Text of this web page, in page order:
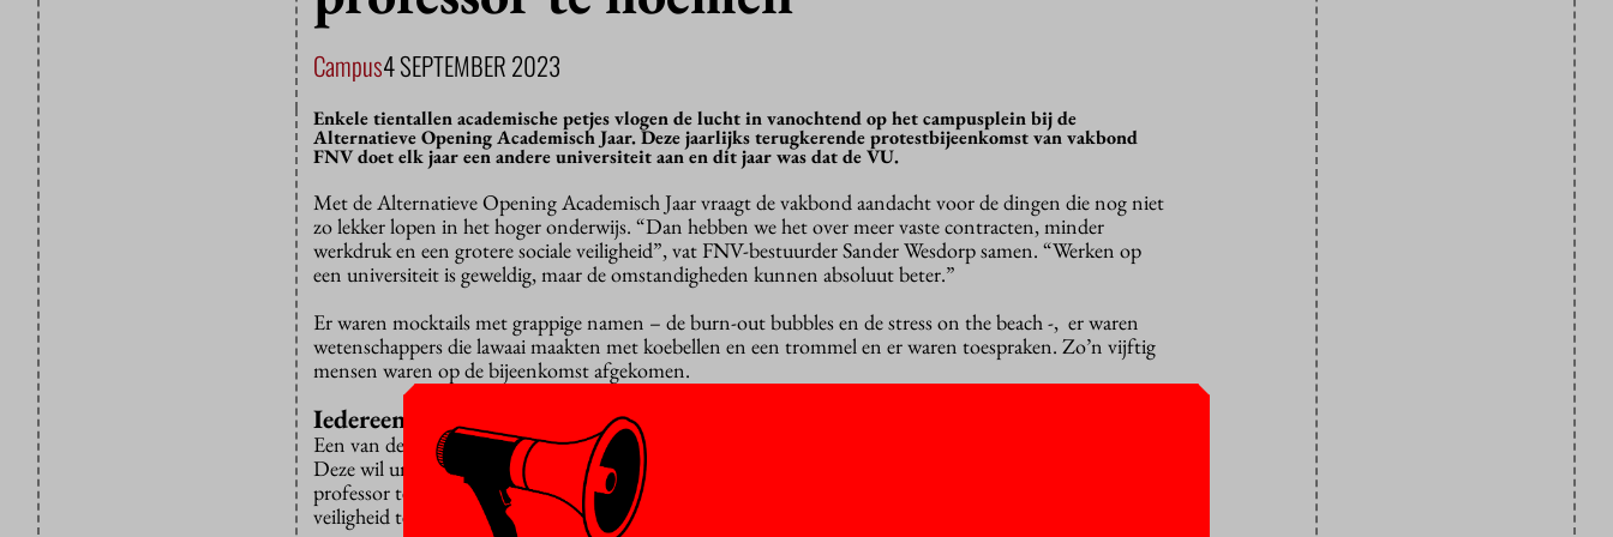
Campus4 SEPTEMBER 2023
Enkele tientallen academische petjes vlogen de lucht in vanochtend op het campusplein bij de
Alternatieve Opening Academisch Jaar. Deze jaarlijks terugkerende protestbijeenkomst van vakbond
FNV doet elk jaar een andere universiteit aan en dit jaar was dat de VU.
Met de Alternatieve Opening Academisch Jaar vraagt de vakbond aandacht voor de dingen die nog niet
zo lekker lopen in het hoger onderwijs. “Dan hebben we het over meer vaste contracten, minder
werkdruk en een grotere sociale veiligheid”, vat FNV-bestuurder Sander Wesdorp samen. “Werken op
een universiteit is geweldig, maar de omstandigheden kunnen absoluut beter.”
Er waren mocktails met grappige namen – de burn-out bubbles en de stress on the beach -, er waren
wetenschappers die lawaai maakten met koebellen en een trommel en er waren toespraken. Zo’n vijftig
mensen waren op de bijeenkomst afgekomen.
Iedereen professor
Een van de ideeën die werden gepresenteerd is de actie ‘Iedereen professor’ van De Jonge Akademie.
Deze wil universitair docenten (UD’s) en universitair hoofddocenten (UHD’s) het recht geven om zich
professor te noemen. Dit om de hiërarchie in de wetenschap te verminderen en daarmee de sociale
veiligheid te vergroten.